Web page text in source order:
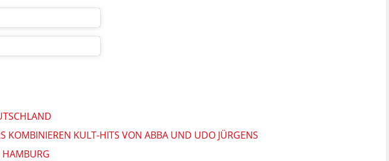
KOMBINIEREN KULT-HITS VON ABBA UND UDO JÜRGENS
HAMBURG